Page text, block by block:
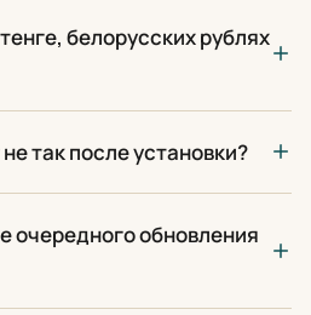
белорусских рублях
так после установки?
очередного обновления